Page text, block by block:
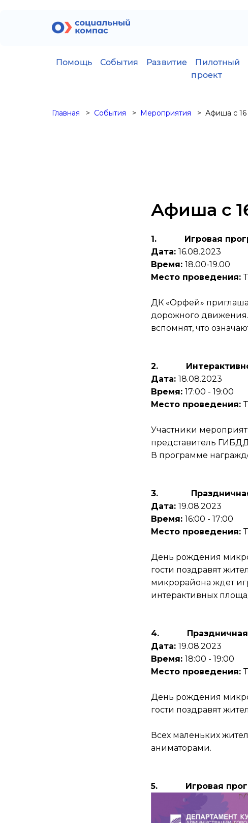
Помощь События Развитие
Пилотный
проект
Главная События Мероприятия Афиша с 16
Афиша с
1. Игровая
Дата: 16.08.2023
Время: 18.00-19.00
Место проведения:
ДК «Орфей»
дорожного
вспомнят, что
2.
Дата: 18.08.2023
Время: 17:00 - 19:00
Место проведения:
Участники
представитель
В программе
3.
Дата: 19.08.2023
Время: 16:00 - 17:00
Место проведения:
День рождения
гости поздравят
микрорайона ждет
интерактивных
4.
Дата: 19.08.2023
Время: 18:00 - 19:00
Место проведения:
День рождения
гости поздравят
Всех маленьких
аниматорами.
5. Игровая